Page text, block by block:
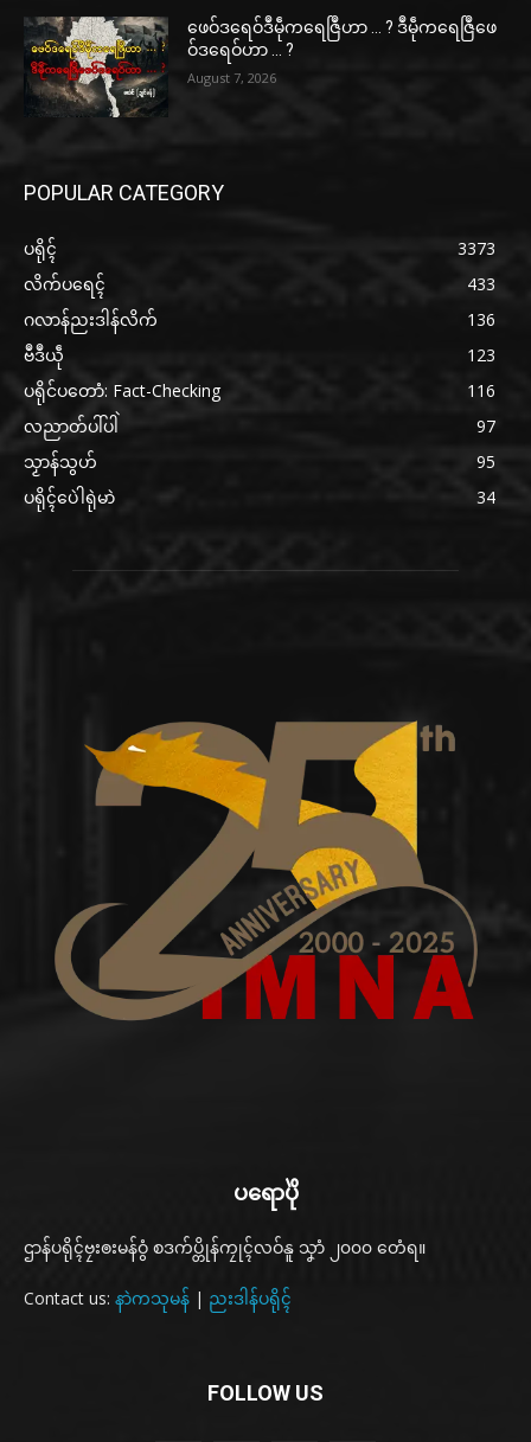
ဖေဝ်ဒရေဝ်ဒဳမဵုကရေဇြဳဟာ … ? ဒဳမဵုကရေဇြဳဖေ
ဝ်ဒရေဝ်ဟာ … ?
August 7, 2026
POPULAR CATEGORY
ပရိုၚ်
3373
လိက်ပရေၚ်
433
ဂလာန်ညးဒါန်လိက်
136
ဗဳဒဳယဵု
123
ပရိုင်ပတောံ: Fact-Checking
116
လညာတ်ပါ်ပါဲ
97
သၟာန်သွဟ်
95
ပရိုၚ်ပေဲါရုဲမာဲ
34
ပရောပိုဲ
ဌာန်ပရိုၚ်ဗၠးၜးမန်ဝွံ စဒက်ပ္တိုန်ကၠုၚ်လဝ်နူ သၞာံ ၂၀၀၀ တေံရ။
Contact us: နာဲကသုမန် | ညးဒါန်ပရိုၚ်
FOLLOW US